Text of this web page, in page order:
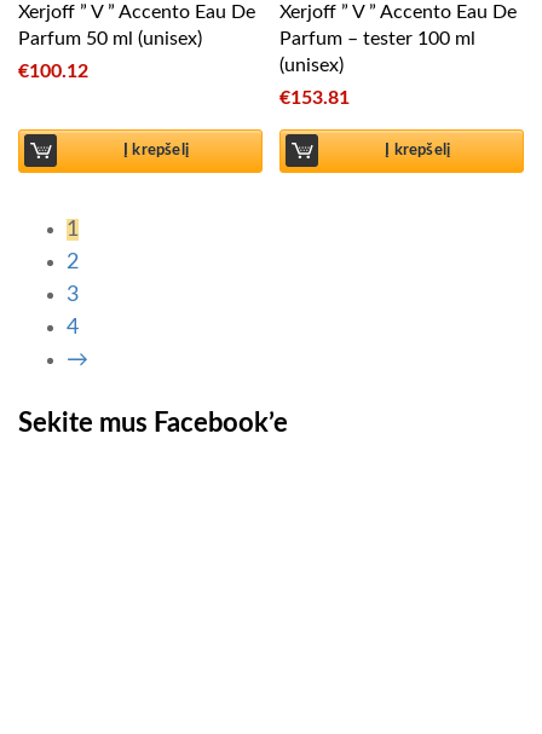
Xerjoff ” V ” Accento Eau De
Parfum 50 ml (unisex)
€100.12
Į krepšelį
Xerjoff ” V ” Accento Eau De
Parfum – tester 100 ml
(unisex)
€153.81
Į krepšelį
1
2
3
4
→
Sekite mus Facebook’e